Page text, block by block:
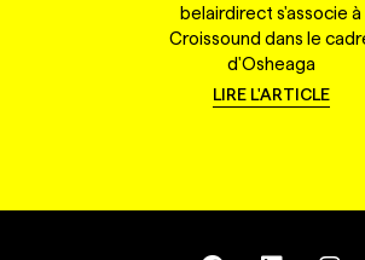
belairdirect s'associe à
Croissound dans le
d'Osheaga
LIRE L'ARTICLE